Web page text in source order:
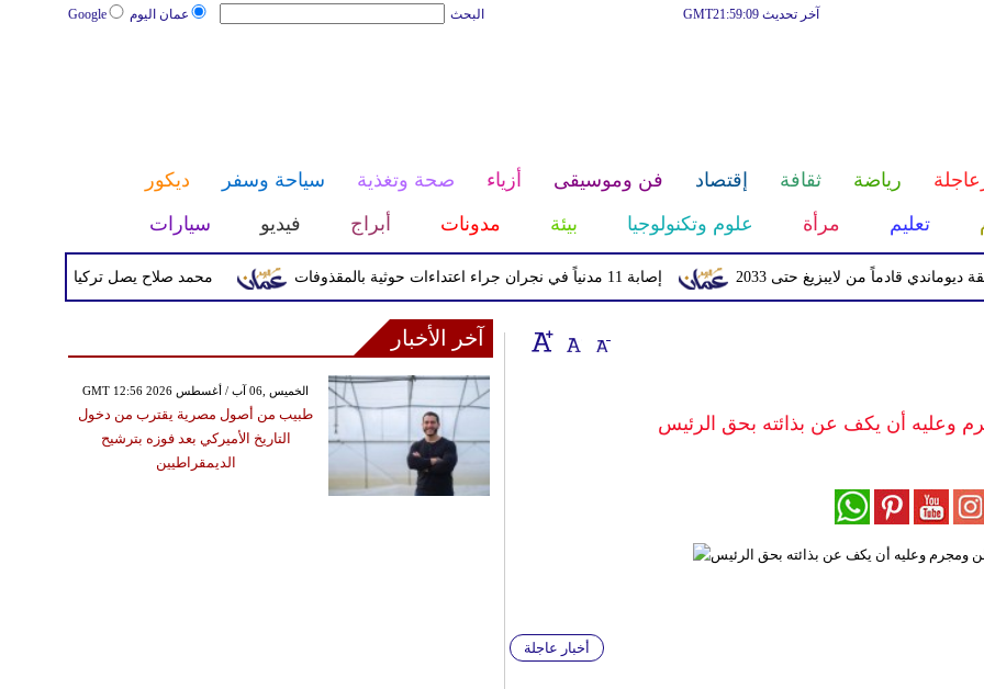
عمان اليوم Google البحث آخر تحديث GMT21:59:09
رياضة ثقافة إقتصاد فن وموسيقى أزياء صحة وتغذية سياحة وسفر
ديكور
تعليم مرأة علوم وتكنولوجيا بيئة مدونات أبراج فيديو سيارات
محمد صلاح يصل تركيا الأربعاء لإتمام إصابة 11 مدنياً في نجران جراء اعتداءات حوثية بالمقذوفات قادماً من لايبزيغ حتى 2033
وعليه أن يكف عن بذائته بحق الرئيس
أخبار عاجلة
آخر الأخبار
GMT 12:56 2026 الخميس ,06 آب / أغسطس
طبيب من أصول مصرية يقترب من دخول
التاريخ الأميركي بعد فوزه بترشيح
الديمقراطيين